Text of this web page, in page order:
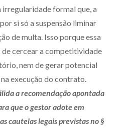
formal que, a
si só a suspensão liminar
de multa. Isso porque essa
de cercear a competitividade
nem de gerar potencial
execução do contrato.
a recomendação apontada
que o gestor adote em
cautelas legais previstas no §